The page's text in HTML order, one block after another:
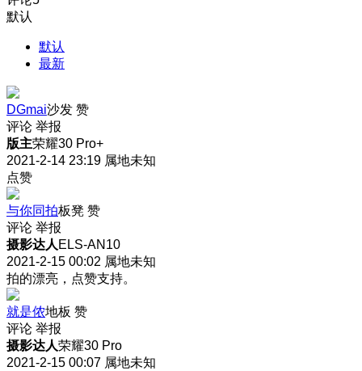
默认
默认
最新
DGmai沙发 赞
评论 举报
版主荣耀30 Pro+
2021-2-14 23:19 属地未知
点赞
与你同拍板凳 赞
评论 举报
摄影达人 ELS-AN10
2021-2-15 00:02 属地未知
拍的漂亮，点赞支持。
就是侬地板 赞
评论 举报
摄影达人荣耀30 Pro
2021-2-15 00:07 属地未知